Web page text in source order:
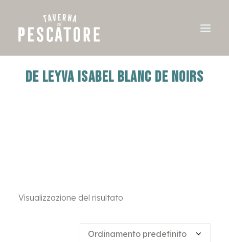
DE LEYVA ISABEL BLANC DE NOIRS
Visualizzazione del risultato